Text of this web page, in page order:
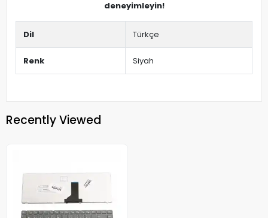
deneyimleyin!
Dil Türkçe
Renk Siyah
Recently Viewed